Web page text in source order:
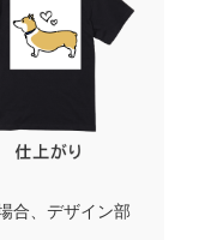
合、デザイン部